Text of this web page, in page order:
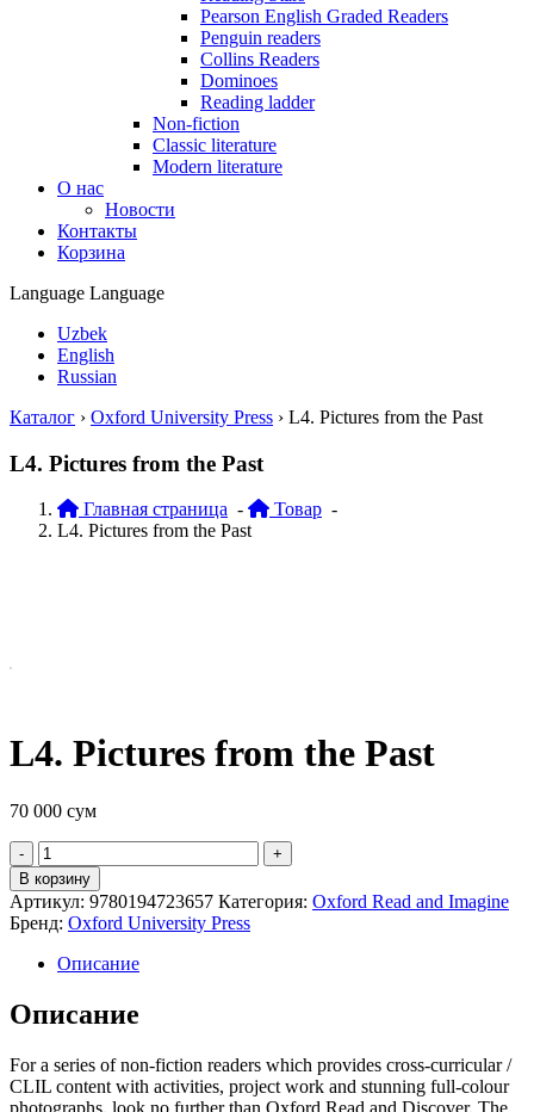
Pearson English Graded Readers
Penguin readers
Collins Readers
Dominoes
Reading ladder
Non-fiction
Classic literature
Modern literature
О нас
Новости
Контакты
Корзина
Language Language
Uzbek
English
Russian
Каталог › Oxford University Press › L4. Pictures from the Past
L4. Pictures from the Past
Главная страница - Товар -
L4. Pictures from the Past
L4. Pictures from the Past
70 000 сум
Quantity
В корзину
Артикул: 9780194723657 Категория: Oxford Read and Imagine
Бренд: Oxford University Press
Описание
Описание
For a series of non-fiction readers which provides cross-curricular /
CLIL content with activities, project work and stunning full-colour